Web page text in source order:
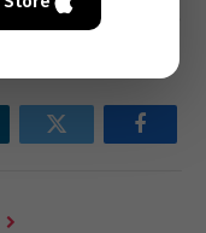
في هذا البلد
فيسبوك تويتر